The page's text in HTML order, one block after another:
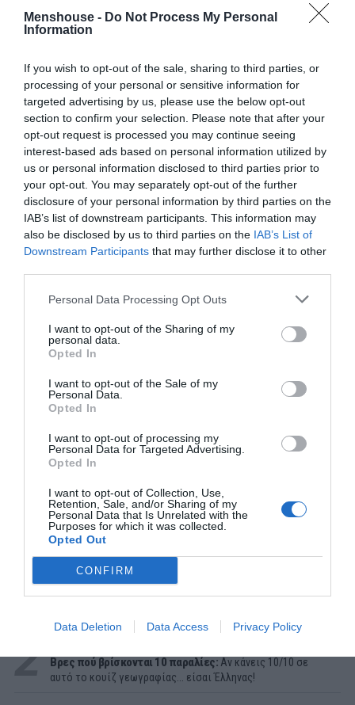
Menshouse - Do Not Process My Personal
Information
If you wish to opt-out of the sale, sharing to third parties, or
processing of your personal or sensitive information for
targeted advertising by us, please use the below opt-out
section to confirm your selection. Please note that after your
opt-out request is processed you may continue seeing
interest-based ads based on personal information utilized by
us or personal information disclosed to third parties prior to
your opt-out. You may separately opt-out of the further
disclosure of your personal information by third parties on the
IAB’s list of downstream participants. This information may
also be disclosed by us to third parties on the IAB’s List of
Downstream Participants that may further disclose it to other
Personal Data Processing Opt Outs
I want to opt-out of the Sharing of my
personal data.
Opted In
I want to opt-out of the Sale of my
Personal Data.
Opted In
I want to opt-out of processing my
Personal Data for Targeted Advertising.
Opted In
I want to opt-out of Collection, Use,
Retention, Sale, and/or Sharing of my
Personal Data that Is Unrelated with the
Purposes for which it was collected.
Opted Out
CONFIRM
Data Deletion Data Access Privacy Policy
βγει από το ψυγείο.
μέρος δεν αφήνουν ποτέ τη θάλασσα να ζεστάνει γι’
αυτό όποια μέρα του χρόνου και αν πάτε δεν θα
καταλάβετε διαφορά.
Δείτε την υπέροχη αυτή παραλία και αν δεν
την έχετε επισκεφτεί βάλτε τη στο
πρόγραμμα. Τα Λαγκαδάκια και το Ληξούρι δεν
πρόκειται να σας απογοητεύσουν ποτέ…
ΔΗΜΟΦΙΛΕΣΤΕΡΑ ΗΜΕΡΑΣ
1 Επιπέδου Γυμνασίου:10 απλές ερωτήσεις που δείχνουν
2 Βρες πού βρίσκονται 10 παραλίες: Αν κάνεις 10/10 σε
αυτό το κουίζ γεωγραφίας... είσαι Έλληνας!